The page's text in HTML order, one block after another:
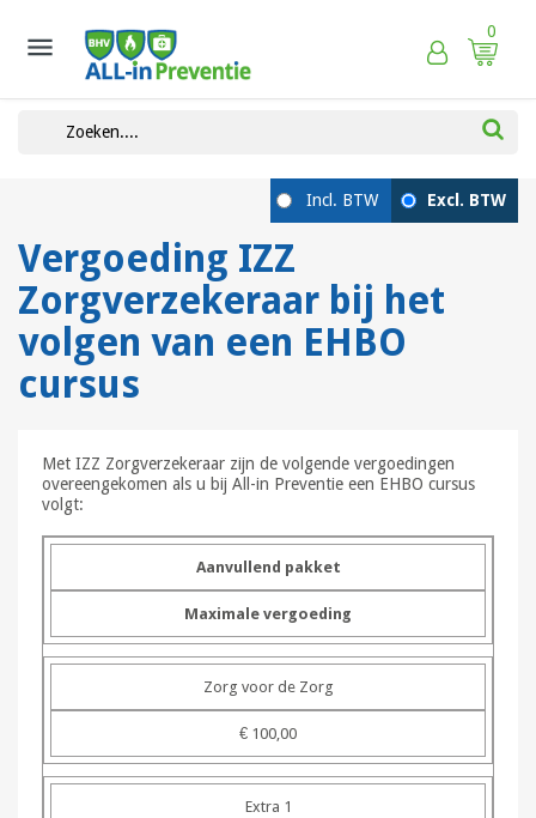
 0
Vergoeding IZZ
Zorgverzekeraar bij het
volgen van een EHBO
cursus
Met IZZ Zorgverzekeraar zijn de volgende vergoedingen
overeengekomen als u bij All-in Preventie een EHBO cursus
volgt:
Aanvullend pakket
Maximale vergoeding
Zorg voor de Zorg
€ 100,00
Extra 1